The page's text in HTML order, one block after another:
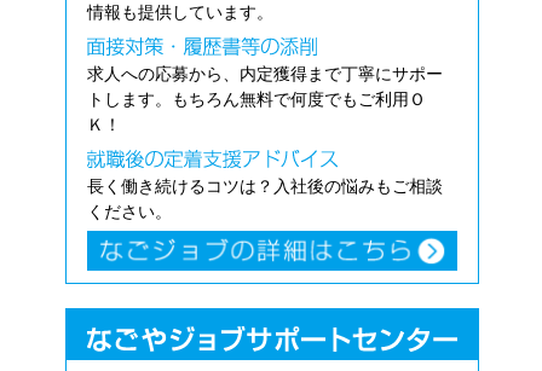
情報も提供しています。
求人への応募から、内定獲得まで丁寧にサポー
トします。もちろん無料で何度でもご利用Ｏ
Ｋ！
長く働き続けるコツは？入社後の悩みもご相談
ください。